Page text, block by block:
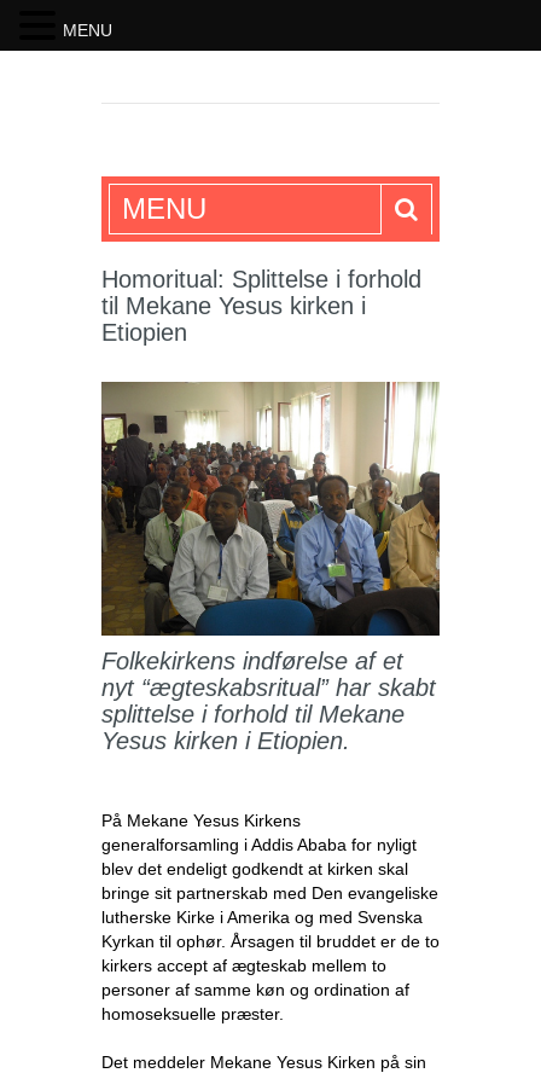
SKRIFTEN
MENU
Homoritual: Splittelse i forhold
til Mekane Yesus kirken i
Etiopien
Folkekirkens indførelse af et
nyt “ægteskabsritual” har skabt
splittelse i forhold til Mekane
Yesus kirken i Etiopien.
På Mekane Yesus Kirkens
generalforsamling i Addis Ababa for nyligt
blev det endeligt godkendt at kirken skal
bringe sit partnerskab med Den evangeliske
lutherske Kirke i Amerika og med Svenska
Kyrkan til ophør. Årsagen til bruddet er de to
kirkers accept af ægteskab mellem to
personer af samme køn og ordination af
homoseksuelle præster.
Det meddeler Mekane Yesus Kirken på sin
MENU